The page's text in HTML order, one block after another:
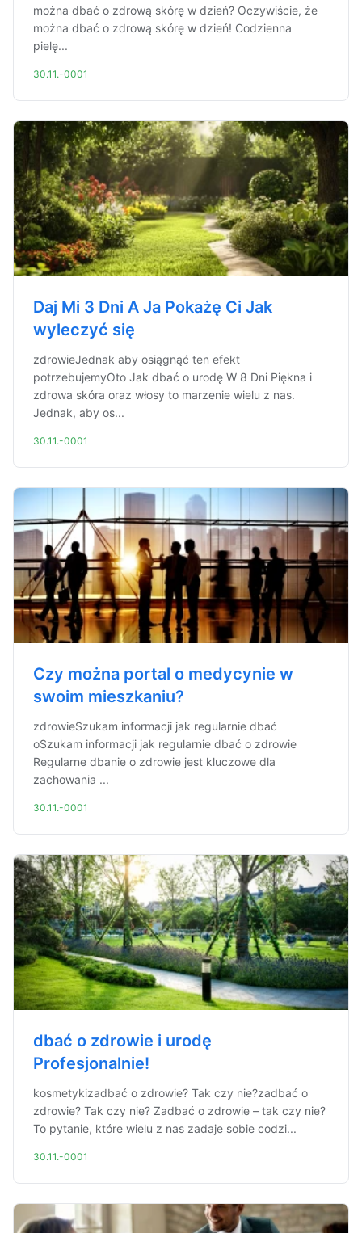
można dbać o zdrową skórę w dzień? Oczywiście, że
można dbać o zdrową skórę w dzień! Codzienna
pielę...
30.11.-0001
Daj Mi 3 Dni A Ja Pokażę Ci Jak
wyleczyć się
zdrowieJednak aby osiągnąć ten efekt
potrzebujemyOto Jak dbać o urodę W 8 Dni Piękna i
zdrowa skóra oraz włosy to marzenie wielu z nas.
Jednak, aby os...
30.11.-0001
Czy można portal o medycynie w
swoim mieszkaniu?
zdrowieSzukam informacji jak regularnie dbać
oSzukam informacji jak regularnie dbać o zdrowie
Regularne dbanie o zdrowie jest kluczowe dla
zachowania ...
30.11.-0001
dbać o zdrowie i urodę
Profesjonalnie!
kosmetykizadbać o zdrowie? Tak czy nie?zadbać o
zdrowie? Tak czy nie? Zadbać o zdrowie – tak czy nie?
To pytanie, które wielu z nas zadaje sobie codzi...
30.11.-0001